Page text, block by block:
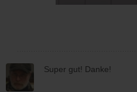
Super gut! Danke!